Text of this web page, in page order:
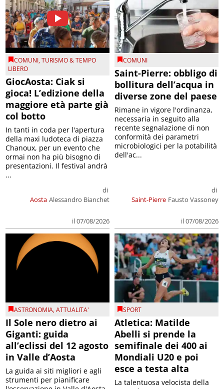
COMUNI,TURISMO & TEMPO
LIBERO
GiocAosta: Ciak si
gioca! L’edizione della
maggiore età parte già
col botto
Aosta
di
Alessandro Bianchet
il 07/08/2026
In tanti in coda per l'apertura
della maxi ludoteca di piazza
Chanoux, per un evento che
ormai non ha più bisogno di
presentazioni. Il festival andrà
...
COMUNI
Saint-Pierre: obbligo di
bollitura dell’acqua in
diverse zone del paese
Saint-Pierre
di
Fausto Vassoney
il 07/08/2026
Rimane in vigore l'ordinanza,
necessaria in seguito alla
recente segnalazione di non
conformità dei parametri
microbiologici per la potabilità
dell'ac...
ASTRONOMIA,ATTUALITA'
Il Sole nero dietro ai
Giganti: guida
all’eclissi del 12 agosto
in Valle d’Aosta
La guida ai siti migliori e agli
strumenti per pianificare
SPORT
Atletica: Matilde
Abelli si prende la
semifinale dei 400 ai
Mondiali U20 e poi
esce a testa alta
La talentuosa velocista della